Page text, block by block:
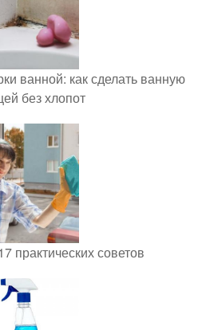
ванной: как сделать ванную
без хлопот
практических советов